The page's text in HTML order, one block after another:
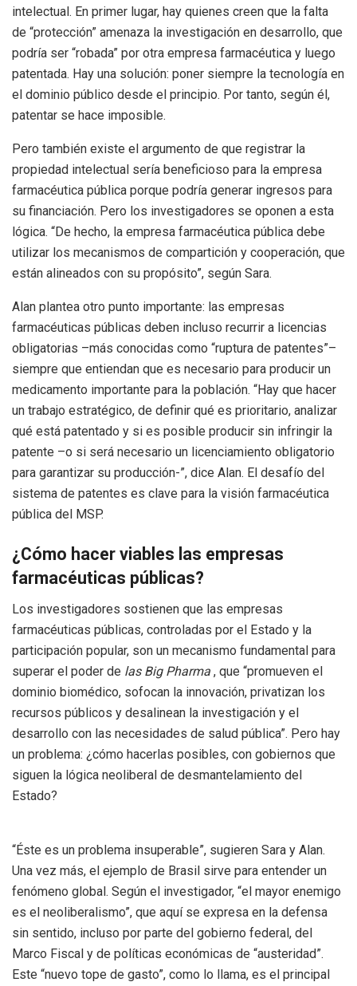
intelectual. En primer lugar, hay quienes creen que la falta
de “protección” amenaza la investigación en desarrollo, que
podría ser “robada” por otra empresa farmacéutica y luego
patentada. Hay una solución: poner siempre la tecnología en
el dominio público desde el principio. Por tanto, según él,
patentar se hace imposible.
Pero también existe el argumento de que registrar la
propiedad intelectual sería beneficioso para la empresa
farmacéutica pública porque podría generar ingresos para
su financiación. Pero los investigadores se oponen a esta
lógica. “De hecho, la empresa farmacéutica pública debe
utilizar los mecanismos de compartición y cooperación, que
están alineados con su propósito”, según Sara.
Alan plantea otro punto importante: las empresas
farmacéuticas públicas deben incluso recurrir a licencias
obligatorias –más conocidas como “ruptura de patentes”–
siempre que entiendan que es necesario para producir un
medicamento importante para la población. “Hay que hacer
un trabajo estratégico, de definir qué es prioritario, analizar
qué está patentado y si es posible producir sin infringir la
patente –o si será necesario un licenciamiento obligatorio
para garantizar su producción-”, dice Alan. El desafío del
sistema de patentes es clave para la visión farmacéutica
pública del MSP.
¿Cómo hacer viables las empresas
farmacéuticas públicas?
Los investigadores sostienen que las empresas
farmacéuticas públicas, controladas por el Estado y la
participación popular, son un mecanismo fundamental para
superar el poder de las Big Pharma , que “promueven el
dominio biomédico, sofocan la innovación, privatizan los
recursos públicos y desalinean la investigación y el
desarrollo con las necesidades de salud pública”. Pero hay
un problema: ¿cómo hacerlas posibles, con gobiernos que
siguen la lógica neoliberal de desmantelamiento del
Estado?
“Éste es un problema insuperable”, sugieren Sara y Alan.
Una vez más, el ejemplo de Brasil sirve para entender un
fenómeno global. Según el investigador, “el mayor enemigo
es el neoliberalismo”, que aquí se expresa en la defensa
sin sentido, incluso por parte del gobierno federal, del
Marco Fiscal y de políticas económicas de “austeridad”.
Este “nuevo tope de gasto”, como lo llama, es el principal